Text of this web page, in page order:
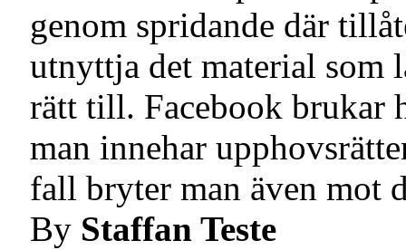
genom spridande där
utnyttja det material som
rätt till. Facebook brukar
man innehar
fall bryter man även mot
By Staffan Teste